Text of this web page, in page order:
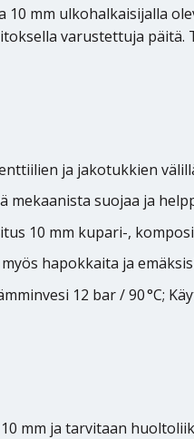
10 mm ulkohalkaisijalla
varustettuja päitä.
ja jakotukkien
mekaanista suojaa ja
10 mm kupari-,
hapokkaita ja
12 bar / 90 °C;
mm ja tarvitaan